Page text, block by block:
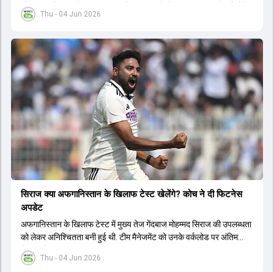
Thu - 04 Jun 2026
जोर दिया और कहा कि पंत का ध्यान खेल की स्थिति के आधार पर सही फैसले लेने
पर होना चाहिए.
Thu - 04 Jun 2026
सिराज क्या अफगान‍िस्तान के ख‍िलाफ टेस्ट खेलेंगे? कोच ने दी फिटनेस
अपडेट
अफगान‍िस्तान के ख‍िलाफ टेस्ट में मुख्य तेज गेंदबाज मोहम्मद सिराज की उपलब्धता
को लेकर अनिश्चितता बनी हुई थी. टीम मैनेजमेंट को उनके वर्कलोड पर अंतिम
फैसला लेना था.